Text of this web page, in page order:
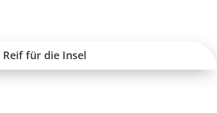
Reif für die Insel